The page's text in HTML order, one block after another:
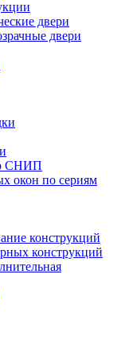
двери
двери
СНИП
окон по сериям
конструкций
конструкций